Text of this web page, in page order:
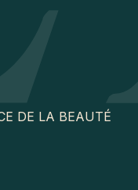
DE LA BEAUTÉ